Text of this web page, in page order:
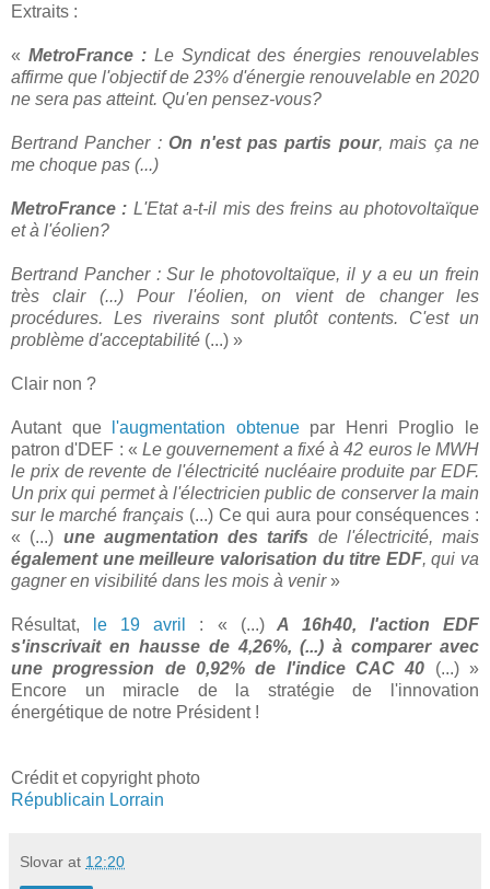
Extraits :
« MetroFrance : Le Syndicat des énergies renouvelables
affirme que l'objectif de 23% d'énergie renouvelable en 2020
ne sera pas atteint. Qu'en pensez-vous?
Bertrand Pancher :On n'est pas partis pour, mais ça ne
me choque pas (...)
MetroFrance : L'Etat a-t-il mis des freins au photovoltaïque
et à l'éolien?
Bertrand Pancher : Sur le photovoltaïque, il y a eu un frein
très clair (...) Pour l'éolien, on vient de changer les
procédures. Les riverains sont plutôt contents. C'est un
problème d'acceptabilité (...) »
Clair non ?
Autant que l'augmentation obtenuepar Henri Proglio le
patron d'DEF : « Le gouvernement a fixé à 42 euros le MWH
le prix de revente de l'électricité nucléaire produite par EDF.
Un prix qui permet à l'électricien public de conserver la main
sur le marché français (...) Ce qui aura pour conséquences :
« (...) une augmentation des tarifs de l'électricité, mais
également une meilleure valorisation du titre EDF, qui va
gagner en visibilité dans les mois à venir»
Résultat, le 19 avril : « (...)A 16h40, l'action EDF
s'inscrivait en hausse de 4,26%, (...) à comparer avec
une progression de 0,92% de l'indice CAC 40 (...) »
Encore un miracle de la stratégie de l'innovation
énergétique de notre Président !
Crédit et copyright photo
Républicain Lorrain
Slovar at 12:20